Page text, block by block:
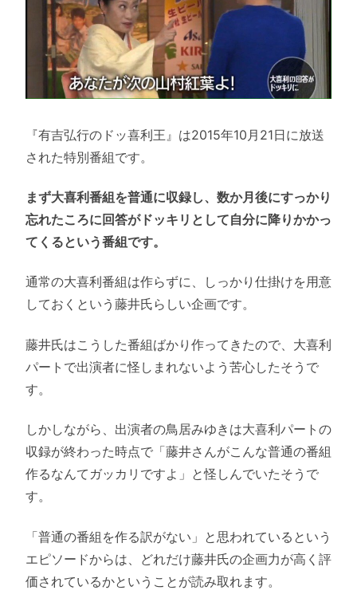
『有吉弘行のドッ喜利王』は2015年10月21日に放送
された特別番組です。
まず大喜利番組を普通に収録し、数か月後にすっかり
忘れたころに回答がドッキリとして自分に降りかかっ
てくるという番組です。
通常の大喜利番組は作らずに、しっかり仕掛けを用意
しておくという藤井氏らしい企画です。
藤井氏はこうした番組ばかり作ってきたので、大喜利
パートで出演者に怪しまれないよう苦心したそうで
す。
しかしながら、出演者の鳥居みゆきは大喜利パートの
収録が終わった時点で「藤井さんがこんな普通の番組
作るなんてガッカリですよ」と怪しんでいたそうで
す。
「普通の番組を作る訳がない」と思われているという
エピソードからは、どれだけ藤井氏の企画力が高く評
価されているかということが読み取れます。